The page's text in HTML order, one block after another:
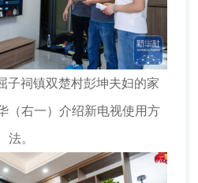
子祠镇双楚村彭坤夫妇的家
（右一）介绍新电视使用方
法。